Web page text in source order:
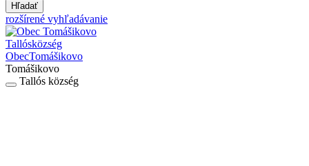
Hľadať
rozšírené vyhľadávanie
Tallósközség
ObecTomášikovo
Tomášikovo
Tallós község